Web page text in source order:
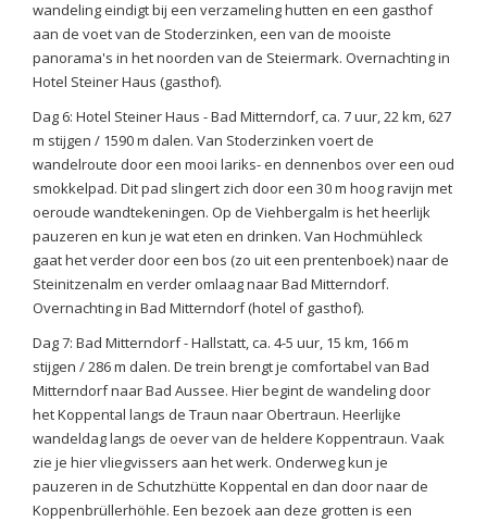
wandeling eindigt bij een verzameling hutten en een gasthof
aan de voet van de Stoderzinken, een van de mooiste
panorama's in het noorden van de Steiermark. Overnachting in
Hotel Steiner Haus (gasthof).
Dag 6: Hotel Steiner Haus - Bad Mitterndorf, ca. 7 uur, 22 km, 627
m stijgen / 1590 m dalen. Van Stoderzinken voert de
wandelroute door een mooi lariks- en dennenbos over een oud
smokkelpad. Dit pad slingert zich door een 30 m hoog ravijn met
oeroude wandtekeningen. Op de Viehbergalm is het heerlijk
pauzeren en kun je wat eten en drinken. Van Hochmühleck
gaat het verder door een bos (zo uit een prentenboek) naar de
Steinitzenalm en verder omlaag naar Bad Mitterndorf.
Overnachting in Bad Mitterndorf (hotel of gasthof).
Dag 7: Bad Mitterndorf - Hallstatt, ca. 4-5 uur, 15 km, 166 m
stijgen / 286 m dalen. De trein brengt je comfortabel van Bad
Mitterndorf naar Bad Aussee. Hier begint de wandeling door
het Koppental langs de Traun naar Obertraun. Heerlijke
wandeldag langs de oever van de heldere Koppentraun. Vaak
zie je hier vliegvissers aan het werk. Onderweg kun je
pauzeren in de Schutzhütte Koppental en dan door naar de
Koppenbrüllerhöhle. Een bezoek aan deze grotten is een